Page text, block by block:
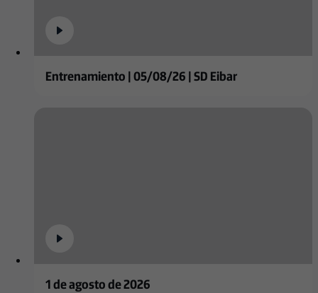
Entrenamiento | 05/08/26 | SD Eibar
1 de agosto de 2026